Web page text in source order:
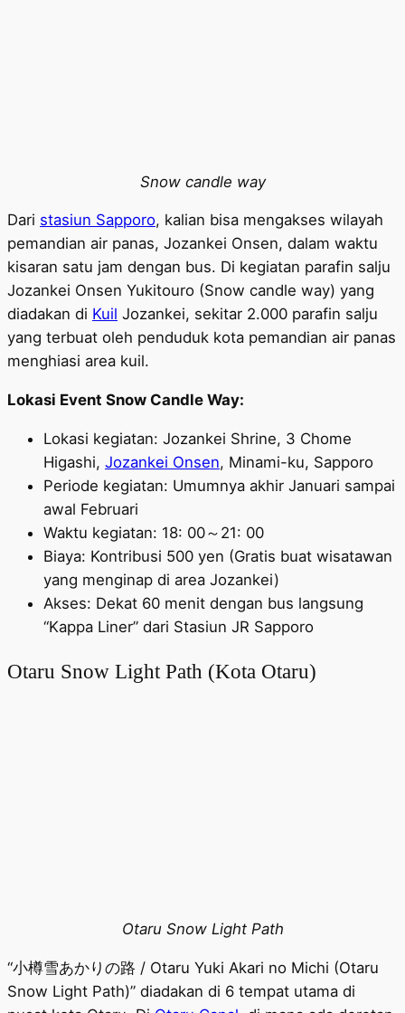
Snow candle way
Dari stasiun Sapporo, kalian bisa mengakses wilayah
pemandian air panas, Jozankei Onsen, dalam waktu
kisaran satu jam dengan bus. Di kegiatan parafin salju
Jozankei Onsen Yukitouro (Snow candle way) yang
diadakan di Kuil Jozankei, sekitar 2.000 parafin salju
yang terbuat oleh penduduk kota pemandian air panas
menghiasi area kuil.
Lokasi Event Snow Candle Way:
Lokasi kegiatan: Jozankei Shrine, 3 Chome
Higashi, Jozankei Onsen, Minami-ku, Sapporo
Periode kegiatan: Umumnya akhir Januari sampai
awal Februari
Waktu kegiatan: 18: 00～21: 00
Biaya: Kontribusi 500 yen (Gratis buat wisatawan
yang menginap di area Jozankei)
Akses: Dekat 60 menit dengan bus langsung
“Kappa Liner” dari Stasiun JR Sapporo
Otaru Snow Light Path (Kota Otaru)
Otaru Snow Light Path
“小樽雪あかりの路 / Otaru Yuki Akari no Michi (Otaru
Snow Light Path)” diadakan di 6 tempat utama di